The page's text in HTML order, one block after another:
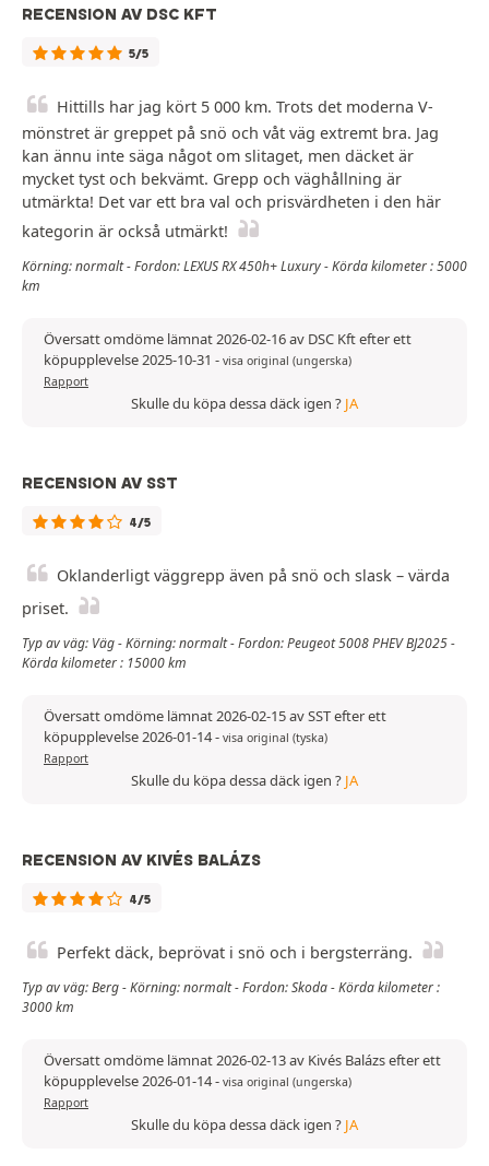
RECENSION AV DSC KFT
5/5
Hittills har jag kört 5 000 km. Trots det moderna V-
mönstret är greppet på snö och våt väg extremt bra. Jag
kan ännu inte säga något om slitaget, men däcket är
mycket tyst och bekvämt. Grepp och väghållning är
utmärkta! Det var ett bra val och prisvärdheten i den här
kategorin är också utmärkt!
Körning: normalt - Fordon: LEXUS RX 450h+ Luxury - Körda kilometer : 5000
km
Översatt omdöme lämnat 2026-02-16 av DSC Kft efter ett
köpupplevelse 2025-10-31 - visa original (ungerska)
Rapport
Skulle du köpa dessa däck igen ? JA
RECENSION AV SST
4/5
Oklanderligt väggrepp även på snö och slask – värda
priset.
Typ av väg: Väg - Körning: normalt - Fordon: Peugeot 5008 PHEV BJ2025 -
Körda kilometer : 15000 km
Översatt omdöme lämnat 2026-02-15 av SST efter ett
köpupplevelse 2026-01-14- visa original (tyska)
Rapport
Skulle du köpa dessa däck igen ? JA
RECENSION AV KIVÉS BALÁZS
4/5
Perfekt däck, beprövat i snö och i bergsterräng.
Typ av väg: Berg - Körning: normalt - Fordon: Skoda - Körda kilometer :
3000 km
Översatt omdöme lämnat 2026-02-13 av Kivés Balázs efter ett
köpupplevelse 2026-01-14- visa original (ungerska)
Rapport
Skulle du köpa dessa däck igen ? JA